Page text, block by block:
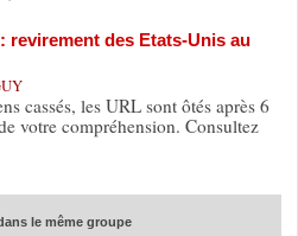
des Etats-Unis au
cassés, les URL sont ôtés après 6
votre compréhension. Consultez
le même groupe